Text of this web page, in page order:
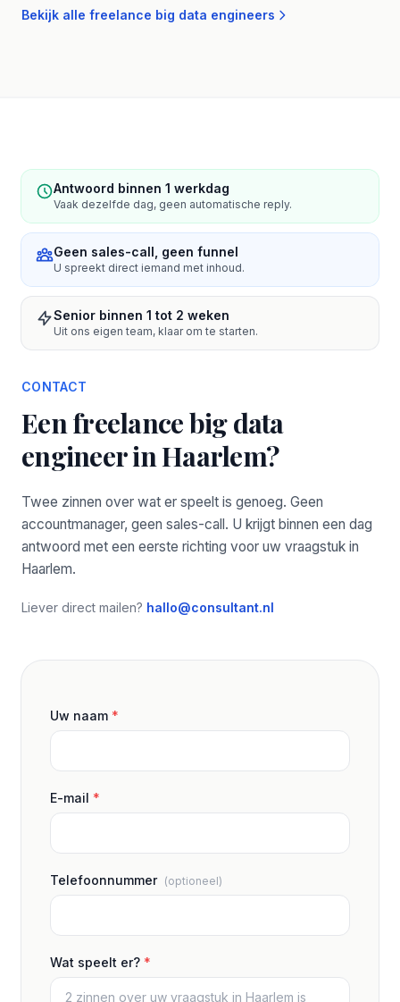
Bekijk alle freelance big data engineers
Antwoord binnen 1 werkdag
Vaak dezelfde dag, geen automatische reply.
Geen sales-call, geen funnel
U spreekt direct iemand met inhoud.
Senior binnen 1 tot 2 weken
Uit ons eigen team, klaar om te starten.
CONTACT
Een freelance big data
engineer in Haarlem?
Twee zinnen over wat er speelt is genoeg. Geen
accountmanager, geen sales-call. U krijgt binnen een dag
antwoord met een eerste richting voor uw vraagstuk in
Haarlem.
Liever direct mailen? hallo@consultant.nl
Uw naam *
E-mail *
Telefoonnummer (optioneel)
Wat speelt er? *